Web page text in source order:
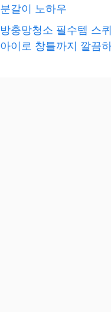
분갈이 노하우
방충망청소 필수템 스
아이로 창틀까지 깔끔